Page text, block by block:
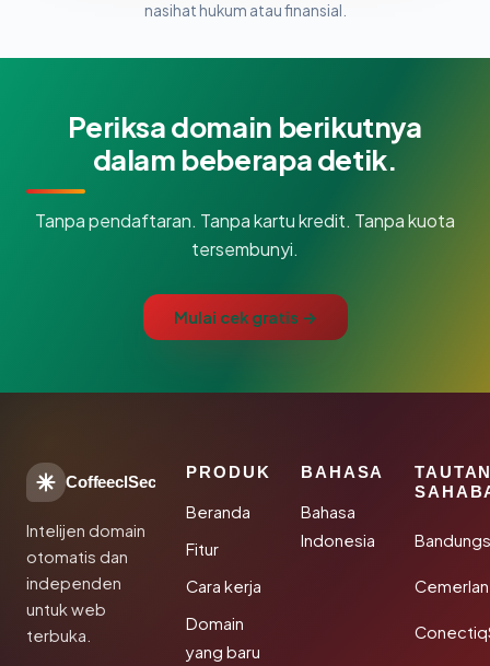
nasihat hukum atau finansial.
Periksa domain berikutnya
dalam beberapa detik.
Tanpa pendaftaran. Tanpa kartu kredit. Tanpa kuota
tersembunyi.
Mulai cek gratis →
CoffeeclSec
Intelijen domain
otomatis dan
independen
untuk web
terbuka.
PRODUK
Beranda
Fitur
Cara kerja
Domain
yang baru
BAHASA
Bahasa
Indonesia